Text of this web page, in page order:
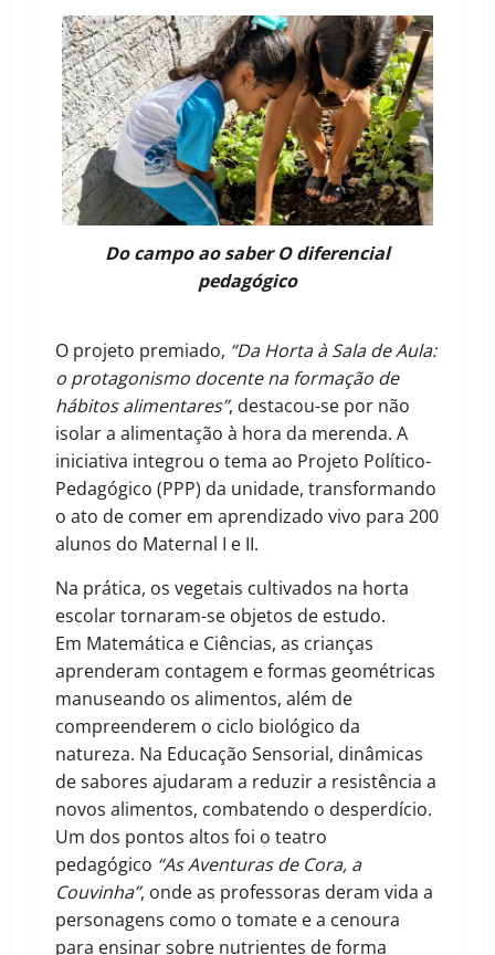
Do campo ao saber O diferencial
pedagógico
O projeto premiado, “Da Horta à Sala de Aula:
o protagonismo docente na formação de
hábitos alimentares”, destacou-se por não
isolar a alimentação à hora da merenda. A
iniciativa integrou o tema ao Projeto Político-
Pedagógico (PPP) da unidade, transformando
o ato de comer em aprendizado vivo para 200
alunos do Maternal I e II.
Na prática, os vegetais cultivados na horta
escolar tornaram-se objetos de estudo.
Em Matemática e Ciências, as crianças
aprenderam contagem e formas geométricas
manuseando os alimentos, além de
compreenderem o ciclo biológico da
natureza. Na Educação Sensorial, dinâmicas
de sabores ajudaram a reduzir a resistência a
novos alimentos, combatendo o desperdício.
Um dos pontos altos foi o teatro
pedagógico “As Aventuras de Cora, a
Couvinha”, onde as professoras deram vida a
personagens como o tomate e a cenoura
para ensinar sobre nutrientes de forma